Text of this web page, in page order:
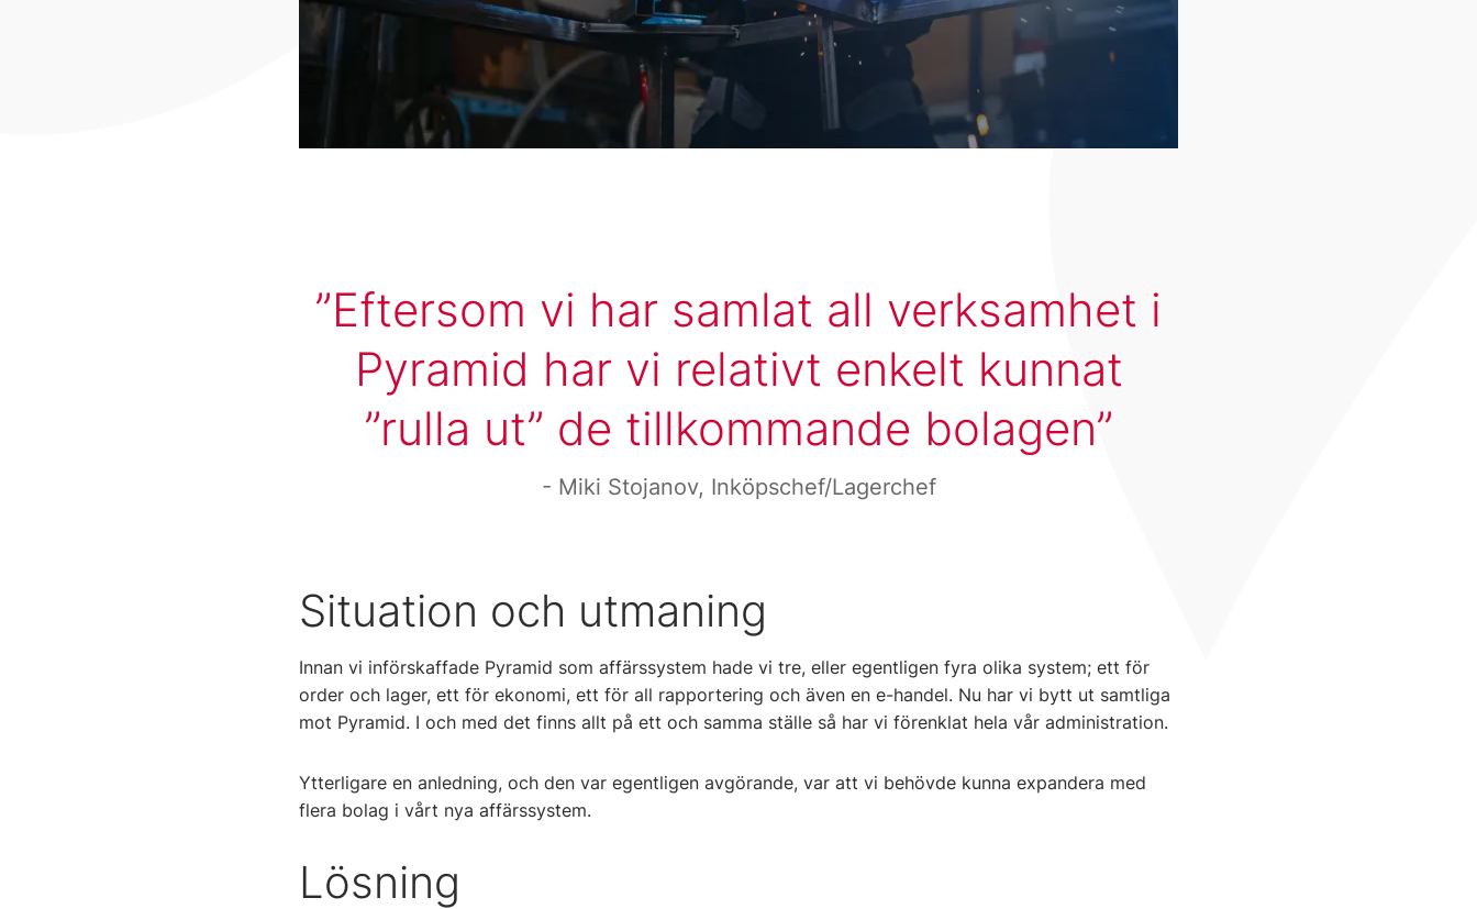
Eftersom vi har samlat all verksamhet i
Pyramid har vi relativt enkelt kunnat
”rulla ut” de tillkommande bolagen
Miki Stojanov, Inköpschef/Lagerchef
Situation och utmaning
Innan vi införskaffade Pyramid som affärssystem hade vi tre, eller egentligen fyra olika system; ett för
order och lager, ett för ekonomi, ett för all rapportering och även en e-handel. Nu har vi bytt ut samtliga
mot Pyramid. I och med det finns allt på ett och samma ställe så har vi förenklat hela vår administration.
Ytterligare en anledning, och den var egentligen avgörande, var att vi behövde kunna expandera med
flera bolag i vårt nya affärssystem.
Lösning